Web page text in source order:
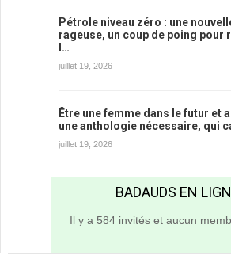
Pétrole niveau zéro : une
rageuse, un coup de poing pour
l…
juillet 19, 2026
Être une femme dans le futur et
une anthologie nécessaire, qui
juillet 19, 2026
BADAUDS EN
Il y a 584 invités et aucun